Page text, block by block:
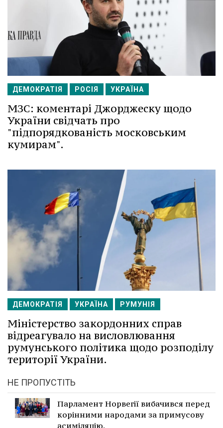
ДЕМОКРАТІЯ РОСІЯ УКРАЇНА
МЗС: коментарі Джорджеску щодо
України свідчать про
"підпорядкованість московським
кумирам".
ДЕМОКРАТІЯ УКРАЇНА РУМУНІЯ
Міністерство закордонних справ
відреагувало на висловлювання
румунського політика щодо розподілу
території України.
НЕ ПРОПУСТІТЬ
Парламент Норвегії вибачився перед
корінними народами за примусову
асиміляцію.